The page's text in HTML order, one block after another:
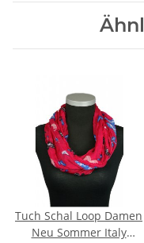
Tuch Schal Loop Damen
Neu Sommer Italy